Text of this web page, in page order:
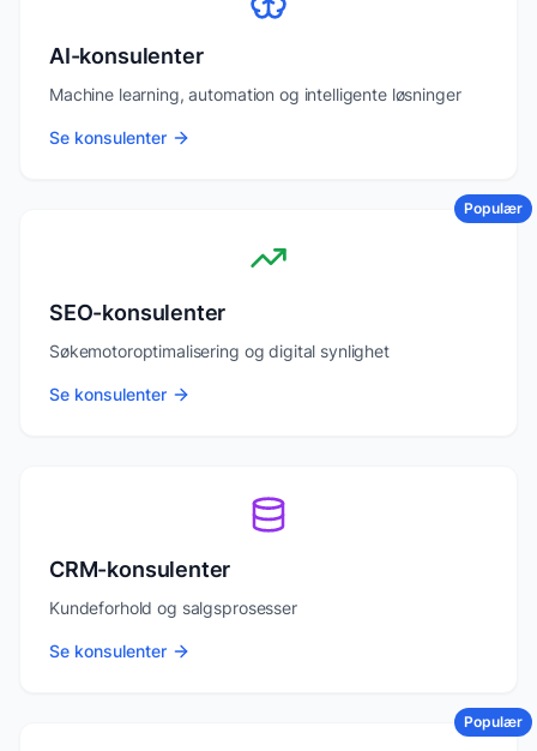
AI-konsulenter
Machine learning, automation og intelligente løsninger
Se konsulenter
Populær
SEO-konsulenter
Søkemotoroptimalisering og digital synlighet
Se konsulenter
CRM-konsulenter
Kundeforhold og salgsprosesser
Se konsulenter
Populær